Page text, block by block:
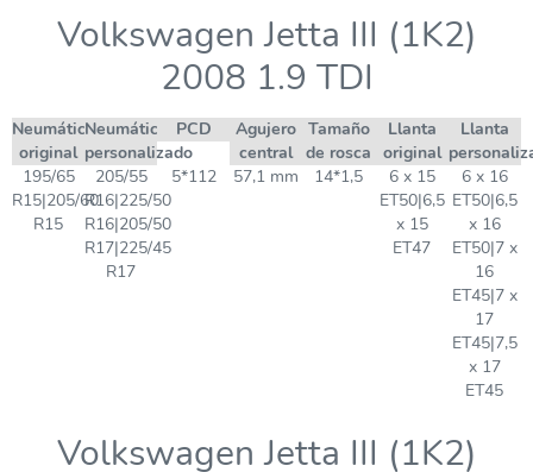
Volkswagen Jetta III (1K2)
2008 1.9 TDI
Neumático
original
Neumático
personalizado
PCD
Agujero
central
Tamaño
de rosca
Llanta
original
Llanta
195/65
R15|205/60
R15
205/55
R16|225/50
R16|205/50
R17|225/45
R17
5*112 57,1 mm 14*1,5
6 x 15
ET50|6,5
x 15
ET47
6 x 16
ET50|6,5
x 16
ET50|7 x
16
ET45|7 x
17
ET45|7,5
x 17
ET45
Volkswagen Jetta III (1K2)